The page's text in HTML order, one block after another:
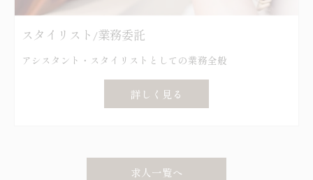
スタイリスト/業務委託
アシスタント・スタイリストとしての業務全般
詳しく見る
求人一覧へ